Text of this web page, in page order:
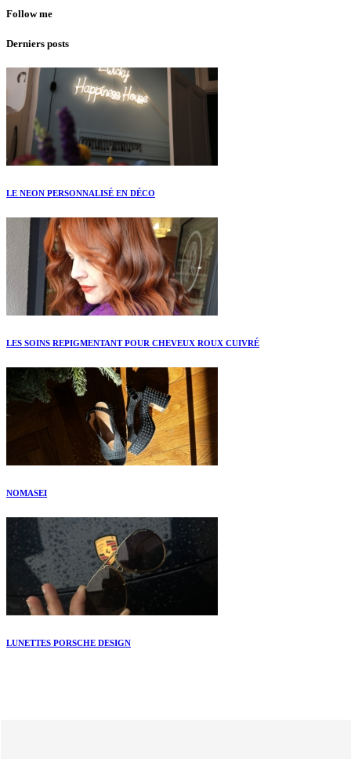
Follow me
Derniers posts
LE NEON PERSONNALISÉ EN DÉCO
LES SOINS REPIGMENTANT POUR CHEVEUX ROUX CUIVRÉ
NOMASEI
LUNETTES PORSCHE DESIGN